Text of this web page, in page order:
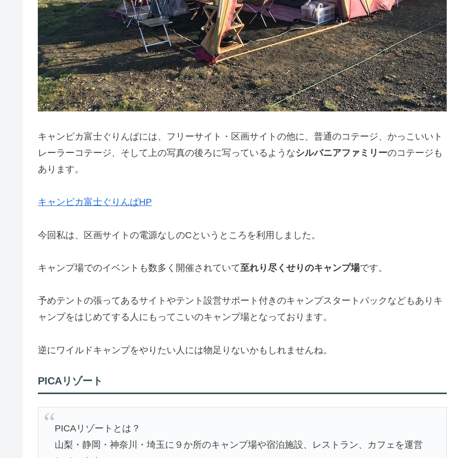
キャンピカ富士ぐりんぱには、フリーサイト・区画サイトの他に、普通のコテージ、かっこいいト
レーラーコテージ、そして上の写真の後ろに写っているようなシルバニアファミリーのコテージも
あります。
キャンピカ富士ぐりんぱHP
今回私は、区画サイトの電源なしのCというところを利用しました。
キャンプ場でのイベントも数多く開催されていて至れり尽くせりのキャンプ場です。
予めテントの張ってあるサイトやテント設営サポート付きのキャンプスタートパックなどもありキ
ャンプをはじめてする人にもってこいのキャンプ場となっております。
逆にワイルドキャンプをやりたい人には物足りないかもしれませんね。
PICAリゾート
PICAリゾートとは？
山梨・静岡・神奈川・埼玉に９か所のキャンプ場や宿泊施設、レストラン、カフェを運営